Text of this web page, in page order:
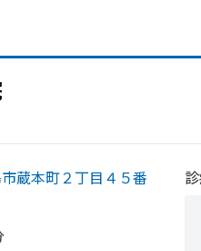
蔵本町２丁目４５番